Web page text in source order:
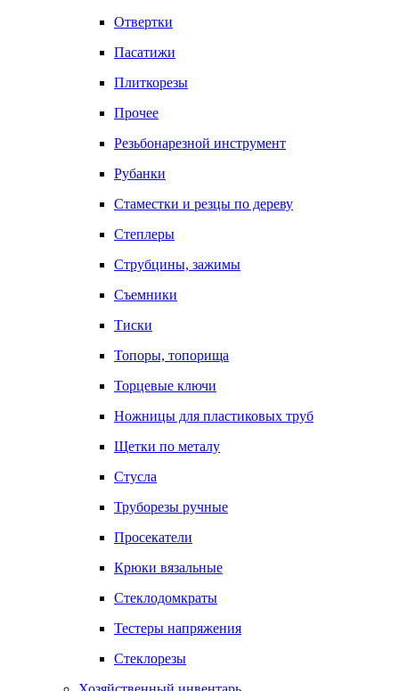
Отвертки
Пасатижи
Плиткорезы
Прочее
Резьбонарезной инструмент
Рубанки
Стаместки и резцы по дереву
Степлеры
Струбцины, зажимы
Съемники
Тиски
Топоры, топорища
Торцевые ключи
Ножницы для пластиковых труб
Щетки по металу
Стусла
Труборезы ручные
Просекатели
Крюки вязальные
Стеклодомкраты
Тестеры напряжения
Стеклорезы